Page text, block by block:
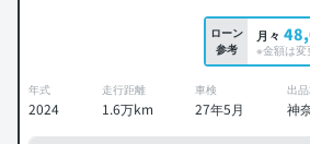
ローン
参考
月々
※金額は変
年式
2024
走行距離
1.6万km
車検
27年5月
出
神